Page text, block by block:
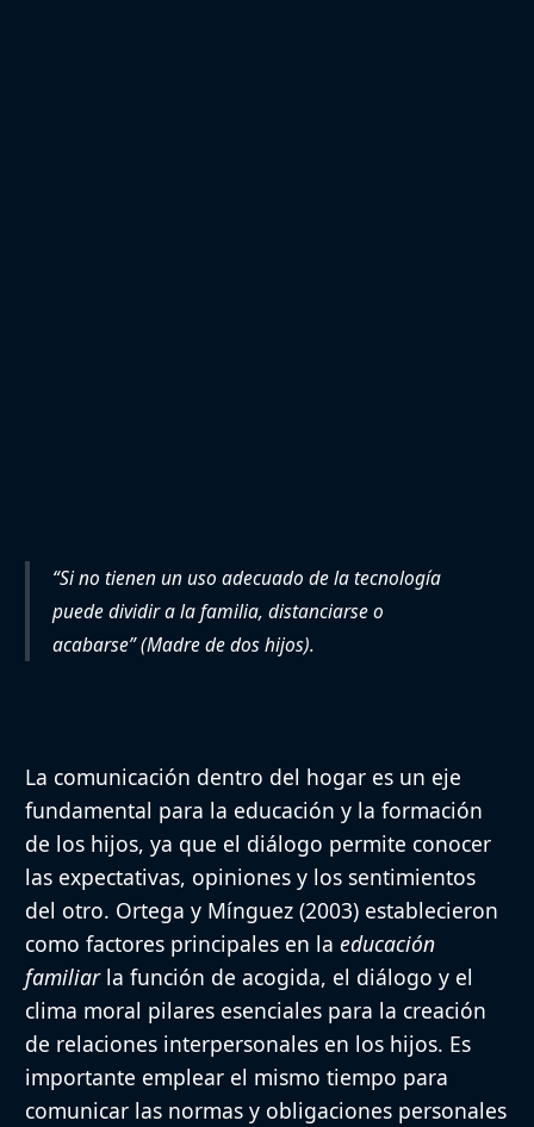
“Si no tienen un uso adecuado de la tecnología
puede dividir a la familia, distanciarse o
acabarse” (Madre de dos hijos).
La comunicación dentro del hogar es un eje
fundamental para la educación y la formación
de los hijos, ya que el diálogo permite conocer
las expectativas, opiniones y los sentimientos
del otro. Ortega y Mínguez (2003) establecieron
como factores principales en la educación
familiarla función de acogida, el diálogo y el
clima moral pilares esenciales para la creación
de relaciones interpersonales en los hijos. Es
importante emplear el mismo tiempo para
comunicar las normas y obligaciones personales